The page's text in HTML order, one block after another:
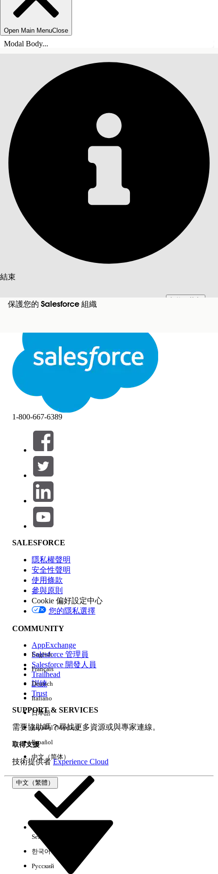
Open Main MenuClose
Modal Body...
結束
此文已使用 Salesforce 機器翻譯系統翻譯。更多詳細資料請參見
結束
保護您的 Salesforce 組織
目錄
篩選器 (0)
選取篩選
產品區域
功能影響
版本
經驗
1-800-667-6389
SALESFORCE
隱私權聲明
安全性聲明
使用條款
參與原則
Cookie 偏好設定中心
您的隱私選擇
COMMUNITY
AppExchange
Salesforce 管理員
Salesforce 開發人員
Trailhead
訓練
Trust
SUPPORT & SERVICES
需要協助嗎？尋找更多資源或與專家連線。
取得支援
技術提供者Experience Cloud
中文（繁體）
English
Français
Deutsch
Italiano
日本語
Español (México)
Español
中文（简体）
Select Org
한국어
Русский